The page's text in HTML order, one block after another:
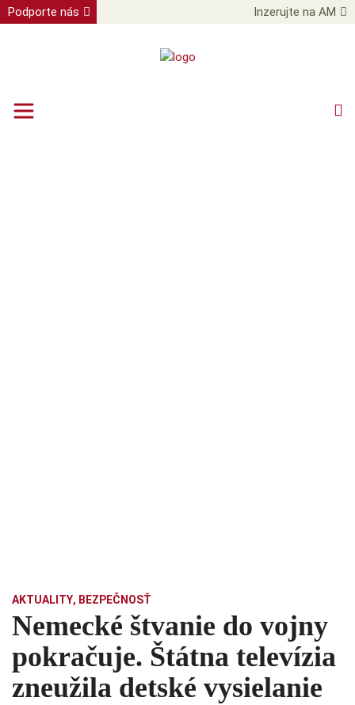
Podporte nás Inzerujte na AM
AKTUALITY, BEZPEČNOSŤ
Nemecké štvanie do vojny
pokračuje. Štátna televízia
zneužila detské vysielanie